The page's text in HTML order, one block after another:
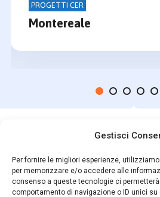
Gestisci
Per fornire le migliori esperienze,
per memorizzare e/o accedere alle
consenso a queste tecnologie ci permetterà
comportamento di navigazione o ID unici su
PROGETTI CER
Montereale
Indirizzo
SS150, KM 10 64024